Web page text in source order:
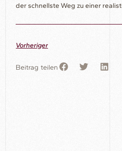
der schnellste Weg zu einer
Vorheriger
Beitrag teilen